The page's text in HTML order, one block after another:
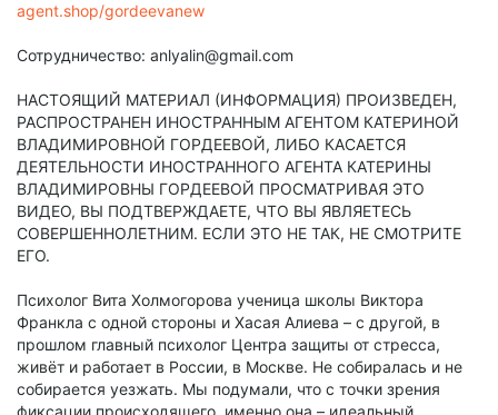
agent.shop/gordeevanew
Сотрудничество: anlyalin@gmail.com
НАСТОЯЩИЙ МАТЕРИАЛ (ИНФОРМАЦИЯ) ПРОИЗВЕДЕН,
РАСПРОСТРАНЕН ИНОСТРАННЫМ АГЕНТОМ КАТЕРИНОЙ
ВЛАДИМИРОВНОЙ ГОРДЕЕВОЙ, ЛИБО КАСАЕТСЯ
ДЕЯТЕЛЬНОСТИ ИНОСТРАННОГО АГЕНТА КАТЕРИНЫ
ВЛАДИМИРОВНЫ ГОРДЕЕВОЙ ПРОСМАТРИВАЯ ЭТО
ВИДЕО, ВЫ ПОДТВЕРЖДАЕТЕ, ЧТО ВЫ ЯВЛЯЕТЕСЬ
СОВЕРШЕННОЛЕТНИМ. ЕСЛИ ЭТО НЕ ТАК, НЕ СМОТРИТЕ
ЕГО.
Психолог Вита Холмогорова ученица школы Виктора
Франкла с одной стороны и Хасая Алиева – с другой, в
прошлом главный психолог Центра защиты от стресса,
живёт и работает в России, в Москве. Не собиралась и не
собирается уезжать. Мы подумали, что с точки зрения
фиксации происходящего, именно она – идеальный